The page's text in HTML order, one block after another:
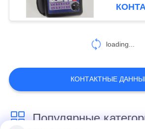
вихревого
loading...
КОНТАКТНЫЕ
Популярные